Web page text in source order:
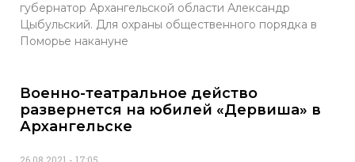
губернатор Архангельской области Александр
Цыбульский. Для охраны общественного порядка в
Поморье накануне
Военно-театральное действо
развернется на юбилей «Дервиша» в
Архангельске